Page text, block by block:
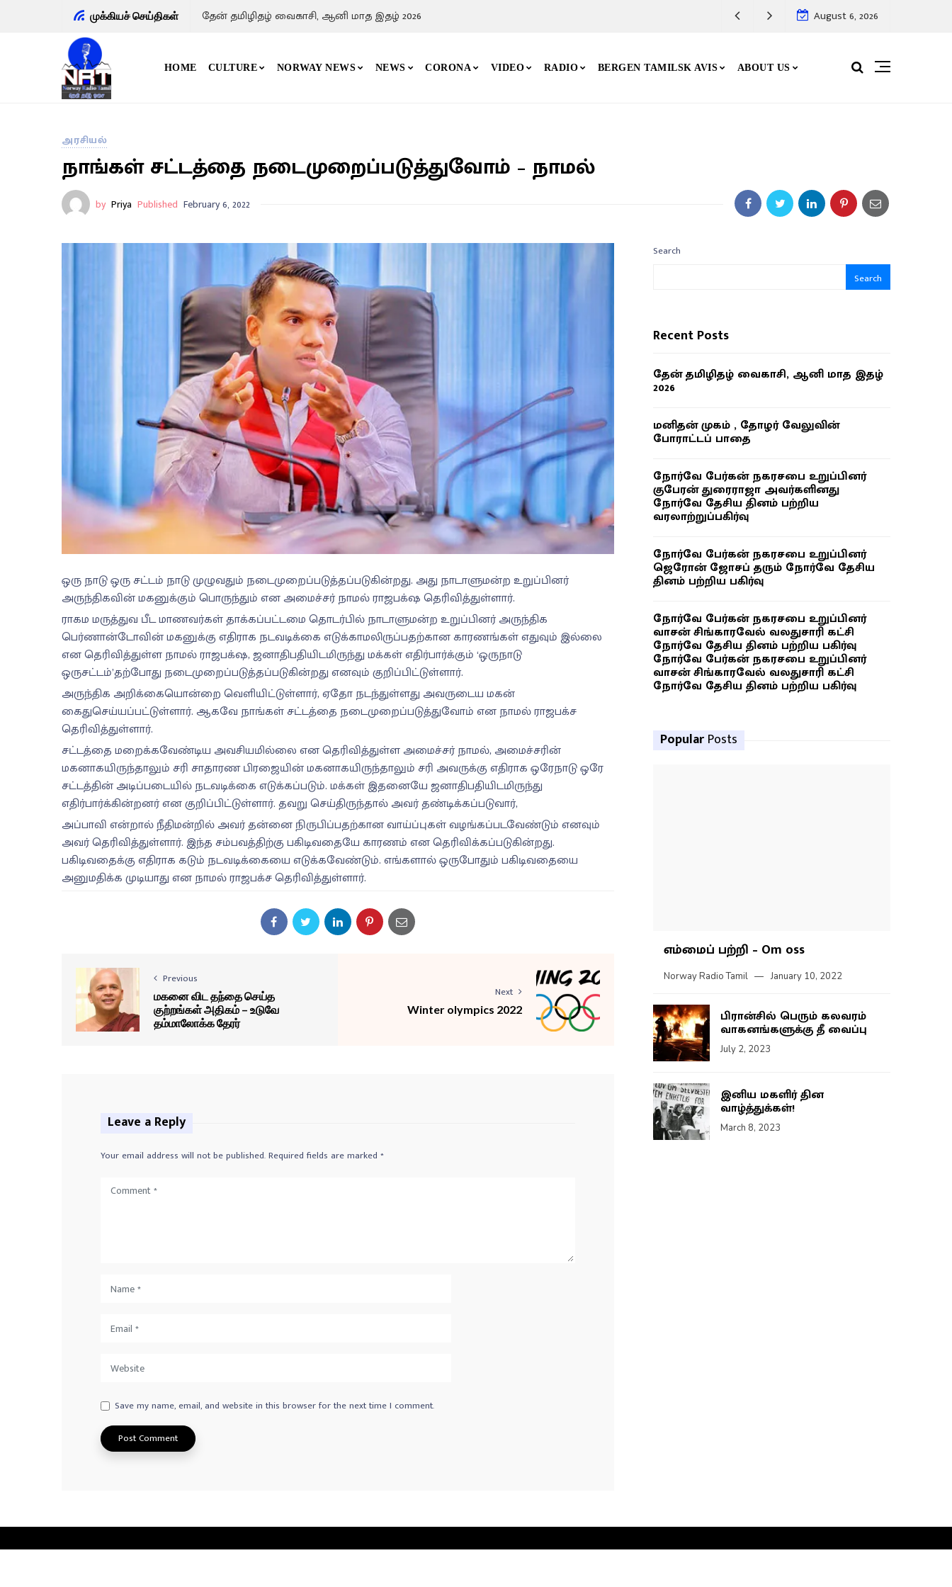
முக்கியச் செய்திகள் தேன் தமிழிதழ் வைகாசி, ஆனி மாத இதழ் 2026 August 6, 2026
HOME CULTURE NORWAY NEWS NEWS CORONA VIDEO RADIO BERGEN TAMILSK AVIS ABOUT US
அரசியல்
நாங்கள் சட்டத்தை நடைமுறைப்படுத்துவோம் – நாமல்
by Priya Published February 6, 2022
ஒரு நாடு ஒரு சட்டம் நாடு முழுவதும் நடைமுறைப்படுத்தப்படுகின்றது. அது நாடாளுமன்ற உறுப்பினர்
அருந்திகவின் மகனுக்கும் பொருந்தும் என அமைச்சர் நாமல் ராஜபக்‌ஷ தெரிவித்துள்ளார்.
ராகம மருத்துவ பீட மாணவர்கள் தாக்கப்பட்டமை தொடர்பில் நாடாளுமன்ற உறுப்பினர் அருந்திக
பெர்ணான்டோவின் மகனுக்கு எதிராக நடவடிக்கை எடுக்காமலிருப்பதற்கான காரணங்கள் எதுவும் இல்லை
என தெரிவித்துள்ள நாமல் ராஜபக்‌ஷ, ஜனாதிபதியிடமிருந்து மக்கள் எதிர்பார்க்கும் ‘ஒருநாடு
ஒருசட்டம்’தற்போது நடைமுறைப்படுத்தப்படுகின்றது எனவும் குறிப்பிட்டுள்ளார்.
அருந்திக அறிக்கையொன்றை வெளியிட்டுள்ளார், ஏதோ நடந்துள்ளது அவருடைய மகன்
கைதுசெய்யப்பட்டுள்ளார். ஆகவே நாங்கள் சட்டத்தை நடைமுறைப்படுத்துவோம் என நாமல் ராஜபக்ச
தெரிவித்துள்ளார்.
சட்டத்தை மறைக்கவேண்டிய அவசியமில்லை என தெரிவித்துள்ள அமைச்சர் நாமல், அமைச்சரின்
மகனாகயிருந்தாலும் சரி சாதாரண பிரஜையின் மகனாகயிருந்தாலும் சரி அவருக்கு எதிராக ஒரேநாடு ஒரே
சட்டத்தின் அடிப்படையில் நடவடிக்கை எடுக்கப்படும். மக்கள் இதனையே ஜனாதிபதியிடமிருந்து
எதிர்பார்க்கின்றனர் என குறிப்பிட்டுள்ளார். தவறு செய்திருந்தால் அவர் தண்டிக்கப்படுவார்,
அப்பாவி என்றால் நீதிமன்றில் அவர் தன்னை நிருபிப்பதற்கான வாய்ப்புகள் வழங்கப்படவேண்டும் எனவும்
அவர் தெரிவித்துள்ளார். இந்த சம்பவத்திற்கு பகிடிவதையே காரணம் என தெரிவிக்கப்படுகின்றது.
பகிடிவதைக்கு எதிராக கடும் நடவடிக்கையை எடுக்கவேண்டும். எங்களால் ஒருபோதும் பகிடிவதையை
அனுமதிக்க முடியாது என நாமல் ராஜபக்ச தெரிவித்துள்ளார்.
Previous
மகனை விட தந்தை செய்த
குற்றங்கள் அதிகம் – உடுவே
தம்மாலோக்க தேரர்
Next
Winter olympics 2022
Leave a Reply
Your email address will not be published.Required fields are marked *
Save my name, email, and website in this browser for the next time I comment.
Search
Search
Recent Posts
தேன் தமிழிதழ் வைகாசி, ஆனி மாத இதழ்
2026
மனிதன் முகம் , தோழர் வேலுவின்
போராட்டப் பாதை
நோர்வே பேர்கன் நகரசபை உறுப்பினர்
குபேரன் துரைராஜா அவர்களினது
நோர்வே தேசிய தினம் பற்றிய
வரலாற்றுப்பகிர்வு
நோர்வே பேர்கன் நகரசபை உறுப்பினர்
ஜெரோன் ஜோசப் தரும் நோர்வே தேசிய
தினம் பற்றிய பகிர்வு
நோர்வே பேர்கன் நகரசபை உறுப்பினர்
வாசன் சிங்காரவேல் வலதுசாரி கட்சி
நோர்வே தேசிய தினம் பற்றிய பகிர்வு
நோர்வே பேர்கன் நகரசபை உறுப்பினர்
வாசன் சிங்காரவேல் வலதுசாரி கட்சி
நோர்வே தேசிய தினம் பற்றிய பகிர்வு
Popular Posts
எம்மைப் பற்றி – Om oss
Norway Radio Tamil January 10, 2022
பிரான்சில் பெரும் கலவரம்
வாகனங்களுக்கு தீ வைப்பு
July 2, 2023
இனிய மகளிர் தின
வாழ்த்துக்கள்!
March 8, 2023